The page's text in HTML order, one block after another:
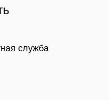
служба